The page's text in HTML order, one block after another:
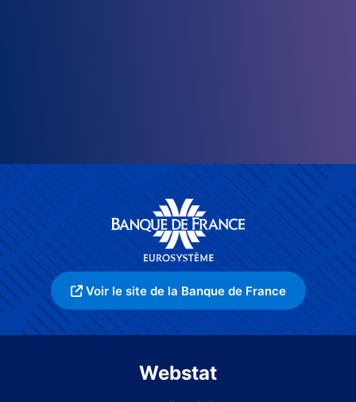
Voir le site de la Banque de France
Webstat